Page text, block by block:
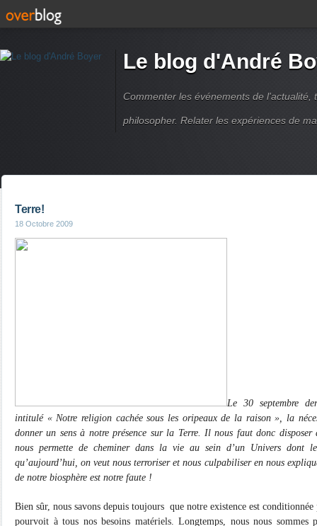
Le blog d'André
Commenter les événements de
philosopher. Relater les expériences de
Terre!
18 Octobre 2009
Le 30 septembre
intitulé « Notre religion cachée sous les oripeaux de la raison », la
donner un sens à notre présence sur la Terre. Il nous faut donc disposer
nous permette de cheminer dans la vie au sein d’un Univers dont
qu’aujourd’hui, on veut nous terroriser et nous culpabiliser en nous
de notre biosphère est notre faute !
Bien sûr, nous savons depuis toujours que notre existence est
pourvoit à tous nos besoins matériels. Longtemps, nous nous sommes